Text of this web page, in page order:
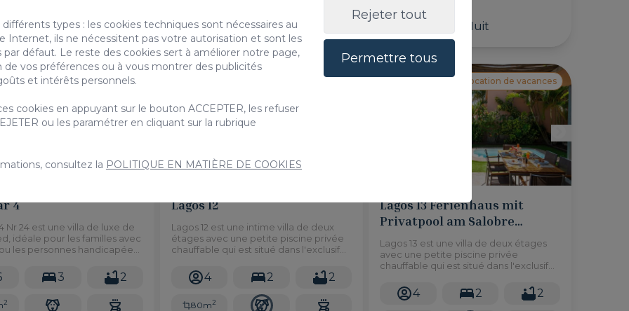
180,00 € / Nuit
Location de vacances
4
Nr 24 est une villa de luxe de
idéale pour les familles avec
les personnes handicapées.
de golf dans un très grand
3 2
2
Lagos 12
Lagos 12 est une intime villa de deux
étages avec une petite piscine privée
chauffable qui est situé dans l'exclusif
vues et à seulement 10 minutes en
voiture des plages.
4 2 2
80m2
Location de vacances
Lagos 13 Ferienhaus mit
Privatpool am Salobre
Golfplatz Gran Canaria
Lagos 13 est une villa de deux étages
avec une petite piscine privée
chauffable qui est situé dans l'exclusif
vues et à seulement 10 minutes en
voiture des plages.
4 2 2
types : les cookies techniques sont nécessaires au
ils ne nécessitent pas votre autorisation et sont les
par défaut. Le reste des cookies sert à améliorer notre page,
de vos préférences ou à vous montrer des publicités
et intérêts personnels.
cookies en appuyant sur le bouton ACCEPTER, les refuser
ou les paramétrer en cliquant sur la rubrique
consultez la POLITIQUE EN MATIÈRE DE COOKIES
Rejeter tout
Permettre tous